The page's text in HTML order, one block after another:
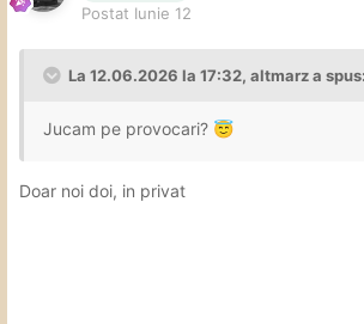
Postat Iunie 12
La 12.06.2026 la 17:32, altmarza spus:
Jucam pe provocari? 😇
Doar noi doi, in privat